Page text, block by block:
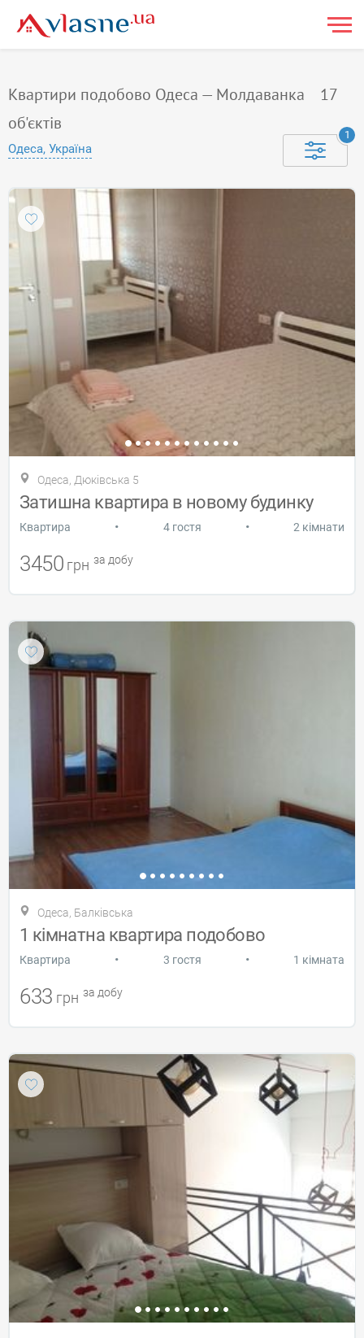
Квартири подобово Одеса — Молдаванка
17
об'єктів
Одеса, Україна
1
Одеса, Дюківська 5
Затишна квартира в новому будинку
Квартира • 4 гостя • 2 кімнати
3450 грн за добу
Одеса, Балківська
1 кімнатна квартира подобово
Квартира • 3 гостя • 1 кімната
633 грн за добу